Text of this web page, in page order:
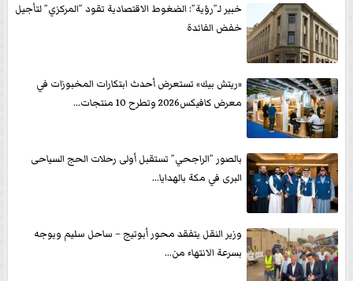
خبير لـ”رؤية”: الضغوط الاقتصادية تقود ”المركزي” لتأجيل
خفض الفائدة
«ريتش بيك» تستعرض أحدث ابتكارات المخبوزات في
معرض كافيكس2026 وتطرح 10 منتجات...
بالصور ”الراجحي” تستقبل أولى رحلات الحج السياحى
البرى في مكة بالهدايا...
وزير النقل يتفقد محور أبوتيج – ساحل سليم ويوجه
بسرعة الانتهاء من...